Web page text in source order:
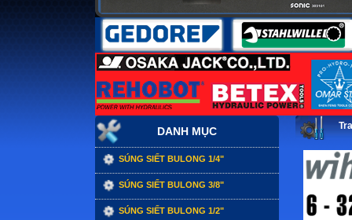
DANH MỤC
SÚNG SIẾT BULONG 1/4"
SÚNG SIẾT BULONG 3/8"
SÚNG SIẾT BULONG 1/2"